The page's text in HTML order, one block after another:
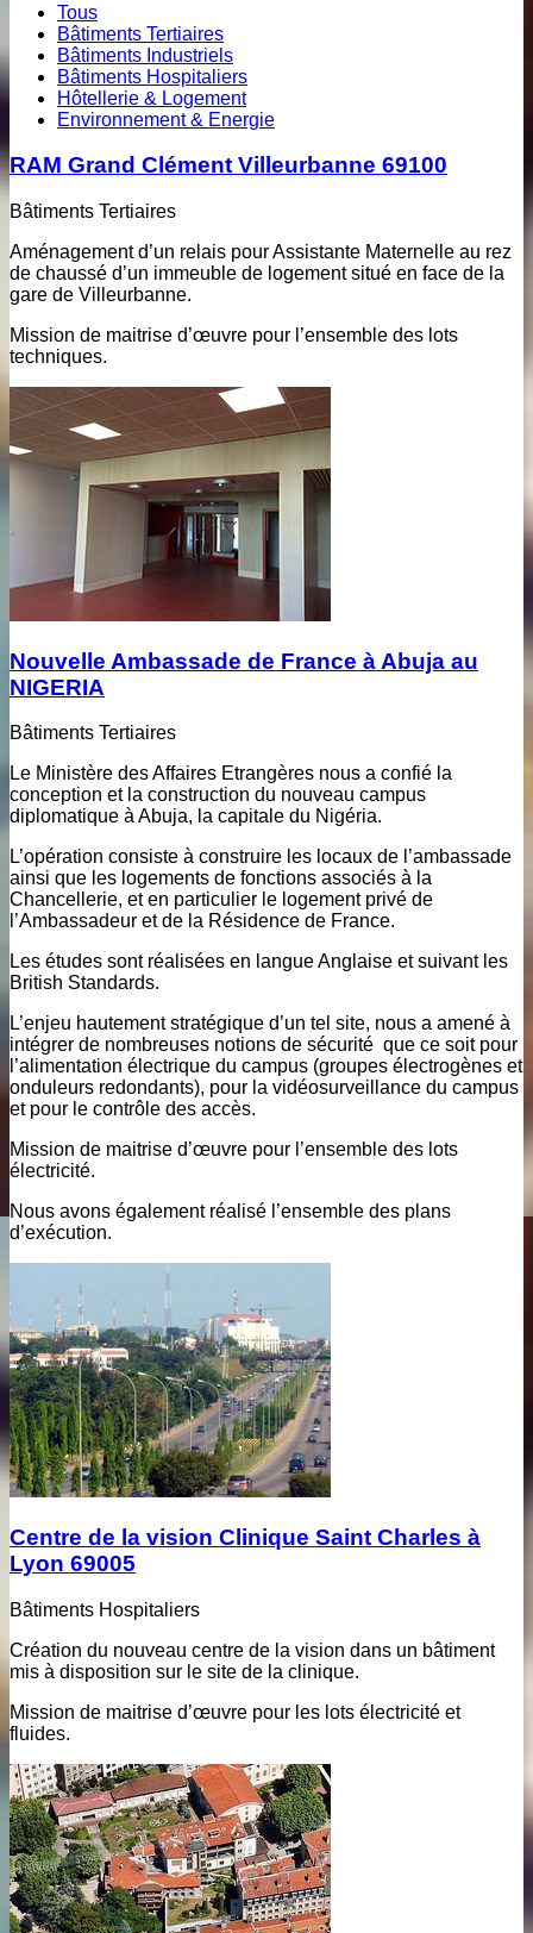
Tous
Bâtiments Tertiaires
Bâtiments Industriels
Bâtiments Hospitaliers
Hôtellerie & Logement
Environnement & Energie
RAM Grand Clément Villeurbanne 69100
Bâtiments Tertiaires
Aménagement d’un relais pour Assistante Maternelle au rez
de chaussé d’un immeuble de logement situé en face de la
gare de Villeurbanne.
Mission de maitrise d’œuvre pour l’ensemble des lots
techniques.
Nouvelle Ambassade de France à Abuja au
NIGERIA
Bâtiments Tertiaires
Le Ministère des Affaires Etrangères nous a confié la
conception et la construction du nouveau campus
diplomatique à Abuja, la capitale du Nigéria.
L’opération consiste à construire les locaux de l’ambassade
ainsi que les logements de fonctions associés à la
Chancellerie, et en particulier le logement privé de
l’Ambassadeur et de la Résidence de France.
Les études sont réalisées en langue Anglaise et suivant les
British Standards.
L’enjeu hautement stratégique d’un tel site, nous a amené à
intégrer de nombreuses notions de sécurité que ce soit pour
l’alimentation électrique du campus (groupes électrogènes et
onduleurs redondants), pour la vidéosurveillance du campus
et pour le contrôle des accès.
Mission de maitrise d’œuvre pour l’ensemble des lots
électricité.
Nous avons également réalisé l’ensemble des plans
d’exécution.
Centre de la vision Clinique Saint Charles à
Lyon 69005
Bâtiments Hospitaliers
Création du nouveau centre de la vision dans un bâtiment
mis à disposition sur le site de la clinique.
Mission de maitrise d’œuvre pour les lots électricité et
fluides.